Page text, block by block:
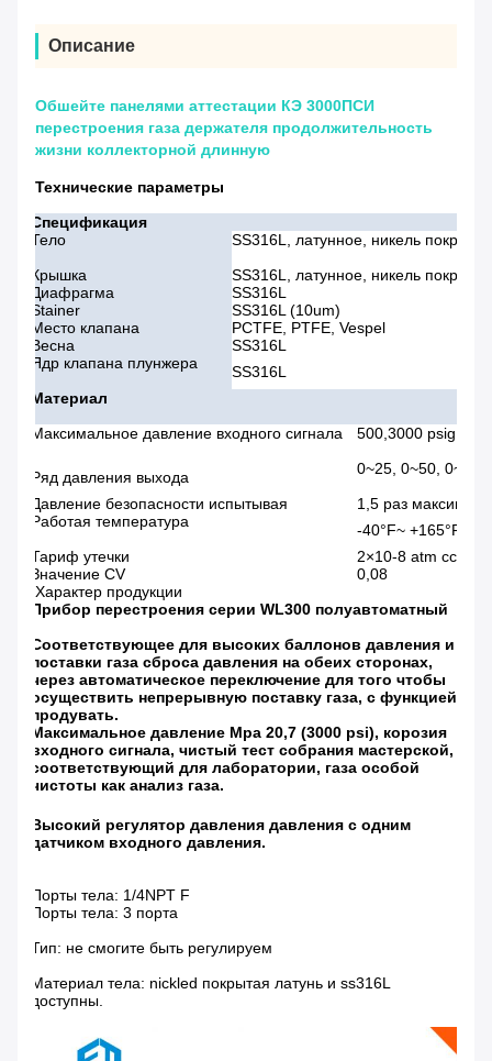
Описание
Обшейте панелями аттестации КЭ 3000ПСИ
перестроения газа держателя продолжительность
жизни коллекторной длинную
Технические параметры
Спецификация
Тело
SS316L, латунное, никель
Крышка
SS316L, латунное, никель
Диафрагма
SS316L
Stainer
SS316L (10um)
Место клапана
PCTFE, PTFE, Vespel
Весна
SS316L
Ядр клапана плунжера
SS316L
Материал
Максимальное давление входного сигнала
500,3000 psig
Ряд давления выхода
0~25, 0~50,
Давление безопасности испытывая
1,5 раз
Работая температура
-40°F~ +165°F (-
Тариф утечки
2×10-8 atm cc/sec
Значение CV
0,08
Характер продукции
Прибор перестроения серии WL300 полуавтоматный
Соответствующее для высоких баллонов давления и
поставки газа сброса давления на обеих сторонах,
через автоматическое переключение для того чтобы
осуществить непрерывную поставку газа, с функцией
продувать.
Максимальное давление Mpa 20,7 (3000 psi), корозия
входного сигнала, чистый тест собрания мастерской,
соответствующий для лаборатории, газа особой
чистоты как анализ газа.
Высокий регулятор давления давления с одним
датчиком входного давления.
Порты тела: 1/4NPT F
Порты тела: 3 порта
Тип: не смогите быть регулируем
Материал тела: nickled покрытая латунь и ss316L
доступны.